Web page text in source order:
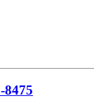
8475